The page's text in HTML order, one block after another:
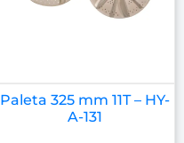
Paleta 325 mm 11T – HY-
A-131